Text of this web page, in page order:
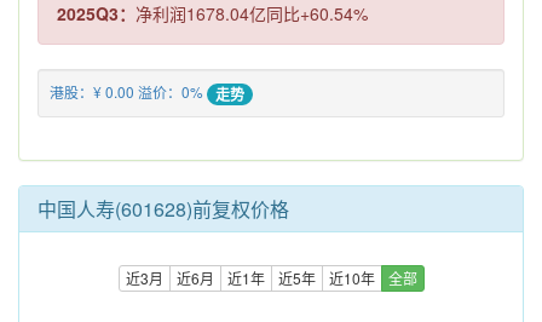
2025Q3： 净利润1678.04亿同比+60.54%
港股：¥ 0.00 溢价：0% 走势
中国人寿(601628)前复权价格
近3月 近6月 近1年 近5年 近10年 全部